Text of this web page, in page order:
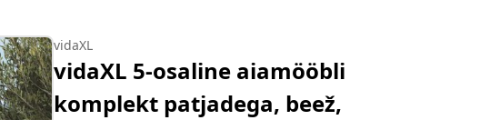
vidaXL
vidaXL 5-osaline aiamööbli
komplekt patjadega, beež,